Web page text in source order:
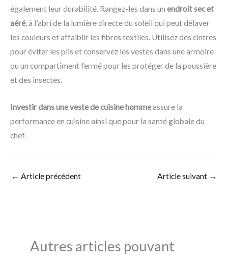
également leur durabilité. Rangez-les dans un endroit sec et
aéré, à l’abri de la lumière directe du soleil qui peut délaver
les couleurs et affaiblir les fibres textiles. Utilisez des cintres
pour éviter les plis et conservez les vestes dans une armoire
ou un compartiment fermé pour les protéger de la poussière
et des insectes.
Investir dans une veste de cuisine hommeassure la
performance en cuisine ainsi que pour la santé globale du
chef.
← Article précédent Article suivant →
Autres articles pouvant